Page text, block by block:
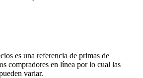
es una referencia de primas de
compradores en línea por lo cual las
variar.